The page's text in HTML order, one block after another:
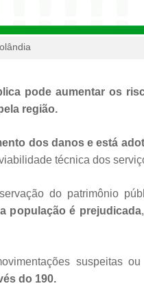
pode aumentar os
região.
dos danos e está
técnica dos
do patrimônio
população é prejudicada
suspeitas ou
do 190.